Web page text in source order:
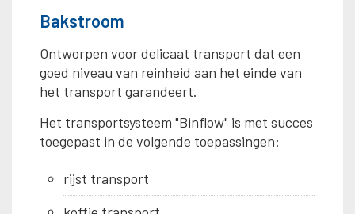
Bakstroom
Ontworpen voor delicaat transport dat een
goed niveau van reinheid aan het einde van
het transport garandeert.
Het transportsysteem "Binflow" is met succes
toegepast in de volgende toepassingen:
rijst transport